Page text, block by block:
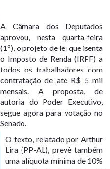
A Câmara dos Deputados
aprovou, nesta quarta-feira
(1º), o projeto de lei que isenta
o Imposto de Renda (IRPF) a
todos os trabalhadores com
contratação de até R$ 5 mil
mensais. A proposta, de
autoria do Poder Executivo,
segue agora para votação no
Senado.
O texto, relatado por Arthur
Lira (PP-AL), prevê também
uma alíquota mínima de 10%